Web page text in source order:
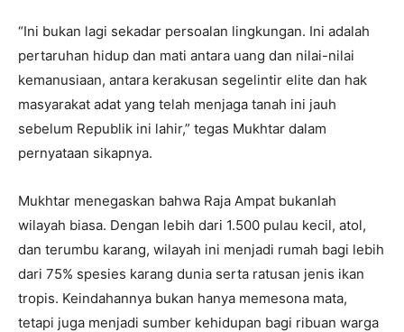
“Ini bukan lagi sekadar persoalan lingkungan. Ini adalah
pertaruhan hidup dan mati antara uang dan nilai-nilai
kemanusiaan, antara kerakusan segelintir elite dan hak
masyarakat adat yang telah menjaga tanah ini jauh
sebelum Republik ini lahir,” tegas Mukhtar dalam
pernyataan sikapnya.
Mukhtar menegaskan bahwa Raja Ampat bukanlah
wilayah biasa. Dengan lebih dari 1.500 pulau kecil, atol,
dan terumbu karang, wilayah ini menjadi rumah bagi lebih
dari 75% spesies karang dunia serta ratusan jenis ikan
tropis. Keindahannya bukan hanya memesona mata,
tetapi juga menjadi sumber kehidupan bagi ribuan warga